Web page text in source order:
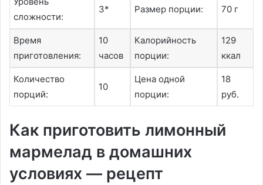
сложности:
3* Размер порции: 70 г
Время
приготовления:
10
часов
Калорийность
порции:
129
ккал
Количество
порций:
10
Цена одной
порции:
18
руб.
Как приготовить лимонный
мармелад в домашних
условиях — рецепт